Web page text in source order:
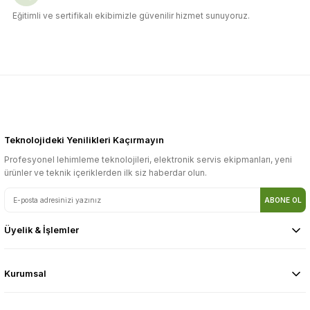
Eğitimli ve sertifikalı ekibimizle güvenilir hizmet sunuyoruz.
Teknolojideki Yenilikleri Kaçırmayın
Profesyonel lehimleme teknolojileri, elektronik servis ekipmanları, yeni
ürünler ve teknik içeriklerden ilk siz haberdar olun.
ABONE OL
Üyelik & İşlemler
Kurumsal